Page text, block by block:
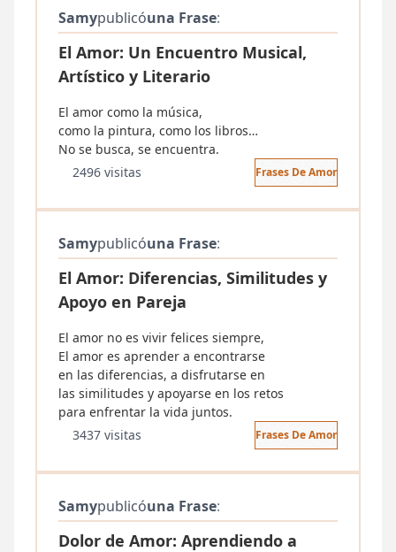
Samypublicóuna Frase:
El Amor: Un Encuentro Musical,
Artístico y Literario
El amor como la música,
como la pintura, como los libros…
No se busca, se encuentra.
2496 visitas
Frases De Amor
Samypublicóuna Frase:
El Amor: Diferencias, Similitudes y
Apoyo en Pareja
El amor no es vivir felices siempre,
El amor es aprender a encontrarse
en las diferencias, a disfrutarse en
las similitudes y apoyarse en los retos
para enfrentar la vida juntos.
3437 visitas
Frases De Amor
Samypublicóuna Frase:
Dolor de Amor: Aprendiendo a